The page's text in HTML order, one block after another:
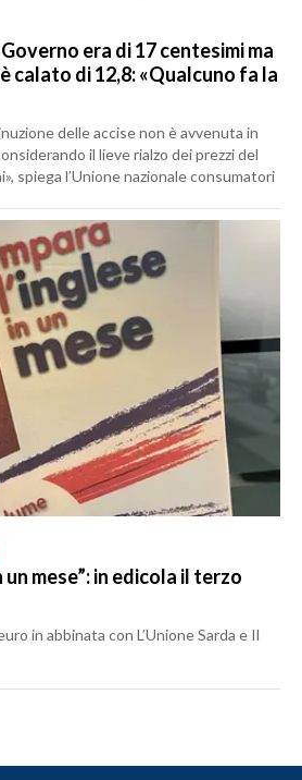
era di 17 centesimi ma
calato di 12,8: «Qualcuno fa la
delle accise non è avvenuta in
il lieve rialzo dei prezzi del
spiega l’Unione nazionale consumatori
un mese”: in edicola il terzo
in abbinata con L’Unione Sarda e Il